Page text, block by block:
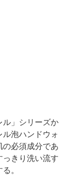
」シリーズか
泡ハンドウォ
の必須成分であ
っきり洗い流す
。